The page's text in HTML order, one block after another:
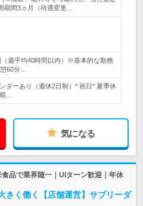
期間3ヵ月（待遇変更…
週平均40時間以内）※基本的な勤務
60分…
ダーあり（週休2日制）* 祝日* 夏季休
…
気になる
品で業界随一｜UIターン歓迎｜年休
きく働く【店舗運営】サブリーダ